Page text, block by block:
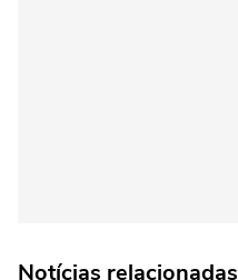
Notícias relacionadas